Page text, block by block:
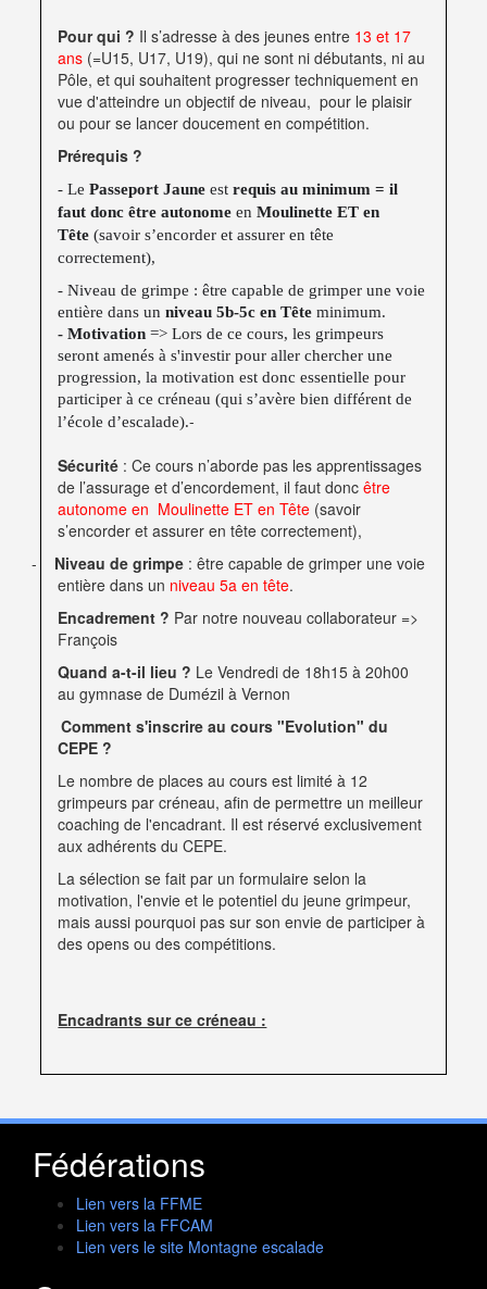
Pour qui ? Il s’adresse à des jeunes entre 13 et 17
ans (=U15, U17, U19), qui ne sont ni débutants, ni au
Pôle, et qui souhaitent progresser techniquement en
vue d'atteindre un objectif de niveau, pour le plaisir
ou pour se lancer doucement en compétition.
Prérequis ?
- Le Passeport Jauneest requis au minimum =il
faut doncêtre autonome en Moulinette ET en
Tête (savoir s’encorder et assurer en tête
correctement),
- Niveau de grimpe : être capable de grimper une voie
entière dans unniveau 5b-5c en Têteminimum.
-Motivation=> Lors de ce cours, les grimpeurs
seront amenés à s'investir pour aller chercher une
progression, la motivation est donc essentielle pour
participer à ce créneau (qui s’avère bien différent de
l’école d’escalade).-
Sécurité : Ce cours n’aborde pas les apprentissages
de l’assurage et d’encordement, il faut doncêtre
autonome en Moulinette ET en Tête (savoir
s’encorder et assurer en tête correctement),
-
Niveau de grimpe :être capable de grimper une voie
entière dans un niveau 5a en tête.
Encadrement ? Par notre nouveau collaborateur =>
François
Quand a-t-il lieu ? Le Vendredi de 18h15 à 20h00
au gymnase de Dumézil à Vernon
Comment s'inscrire au cours "Evolution" du
CEPE ?
Le nombre de places au cours est limité à 12
grimpeurs par créneau, afin de permettre un meilleur
coaching de l'encadrant. Il est réservé exclusivement
aux adhérents du CEPE.
La sélection se fait par un formulaire selon la
motivation, l'envie et le potentieldu jeune grimpeur,
mais aussi pourquoi pas sur son envie de participer à
des opens ou des compétitions.
Encadrants sur ce créneau :
Fédérations
Lien vers la FFME
Lien vers la FFCAM
Lien vers le site Montagne escalade